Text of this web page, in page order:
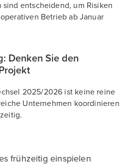
entscheidend, um Risiken
Betrieb ab Januar
Denken Sie den
2025/2026 ist keine reine
Unternehmen koordinieren
frühzeitig einspielen